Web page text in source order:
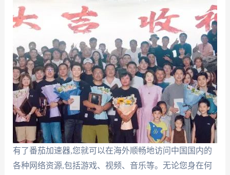
有了番茄加速器,您就可以在海外顺畅地访问中国国内的
各种网络资源,包括游戏、视频、音乐等。无论您身在何